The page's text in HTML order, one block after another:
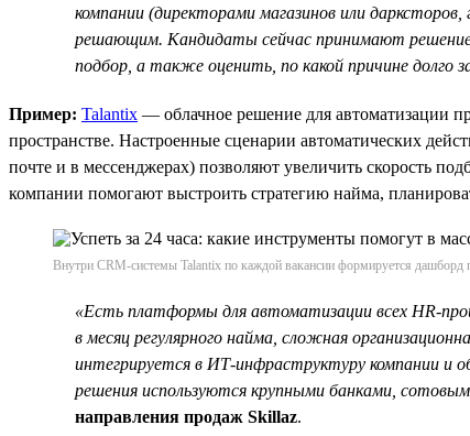
компании (директорами магазинов или
решающим. Кандидаты сейчас принимают
подбор, а также оценить, по какой причине долго
Пример: Talantix — облачное решение для автоматизации
пространстве. Настроенные сценарии автоматических
почте и в мессенджерах) позволяют увеличить скорость
компании помогают выстроить стратегию найма,
Внутри CRM-системы Talantix по каждой вакансии формируется дашборд
«Есть платформы для автоматизации всех HR-
в месяц регулярного найма, сложная
интегрируется в ИТ-инфраструктуру компании и
решения используются крупными банками,
направления продаж Skillaz.